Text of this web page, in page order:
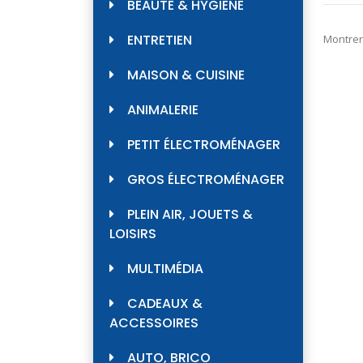
BEAUTÉ & HYGIÈNE
ENTRETIEN
MAISON & CUISINE
ANIMALERIE
PETIT ÉLECTROMÉNAGER
GROS ÉLECTROMÉNAGER
PLEIN AIR, JOUETS &
LOISIRS
MULTIMÉDIA
CADEAUX &
ACCESSOIRES
AUTO, BRICO